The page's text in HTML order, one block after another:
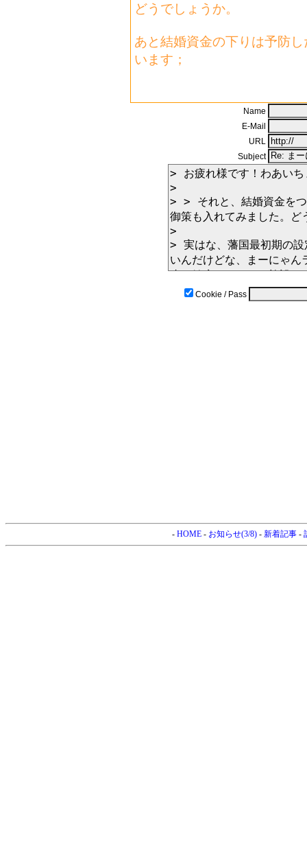
どうでしょうか。
あと結婚資金の下りは予防
います；
Name
E-Mail
URL
Subject
Cookie / Pass
- HOME- お知らせ(3/8)- 新着記事-